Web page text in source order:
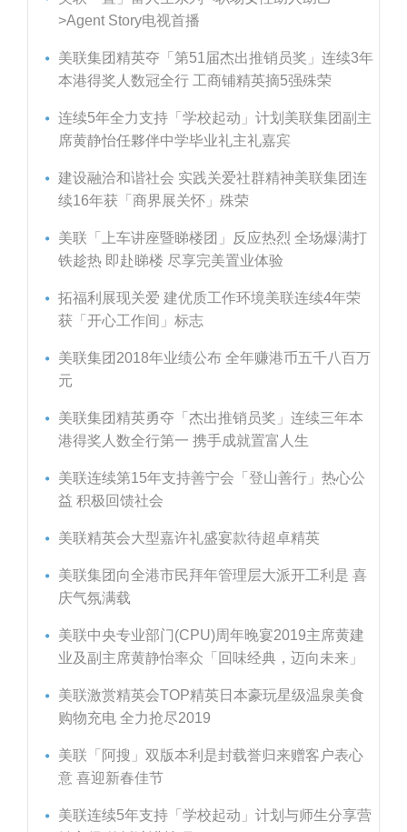
>Agent Story电视首播
美联集团精英夺「第51届杰出推销员奖」连续3年
本港得奖人数冠全行 工商铺精英摘5强殊荣
连续5年全力支持「学校起动」计划美联集团副主
席黄静怡任夥伴中学毕业礼主礼嘉宾
建设融洽和谐社会 实践关爱社群精神美联集团连
续16年获「商界展关怀」殊荣
美联「上车讲座暨睇楼团」反应热烈 全场爆满打
铁趁热 即赴睇楼 尽享完美置业体验
拓福利展现关爱 建优质工作环境美联连续4年荣
获「开心工作间」标志
美联集团2018年业绩公布 全年赚港币五千八百万
元
美联集团精英勇夺「杰出推销员奖」连续三年本
港得奖人数全行第一 携手成就置富人生
美联连续第15年支持善宁会「登山善行」热心公
益 积极回馈社会
美联精英会大型嘉许礼盛宴款待超卓精英
美联集团向全港市民拜年管理层大派开工利是 喜
庆气氛满载
美联中央专业部门(CPU)周年晚宴2019主席黄建
业及副主席黄静怡率众「回味经典，迈向未来」
美联激赏精英会TOP精英日本豪玩星级温泉美食
购物充电 全力抢尽2019
美联「阿搜」双版本利是封载誉归来赠客户表心
意 喜迎新春佳节
美联连续5年支持「学校起动」计划与师生分享营